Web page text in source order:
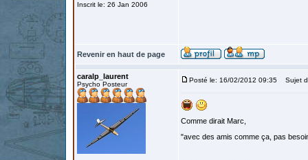
Inscrit le: 26 Jan 2006
Revenir en haut de page
caralp_laurent
Psycho Posteur
Posté le: 16/02/2012 09:35 Sujet
Comme dirait Marc,
"avec des amis comme ça, pas